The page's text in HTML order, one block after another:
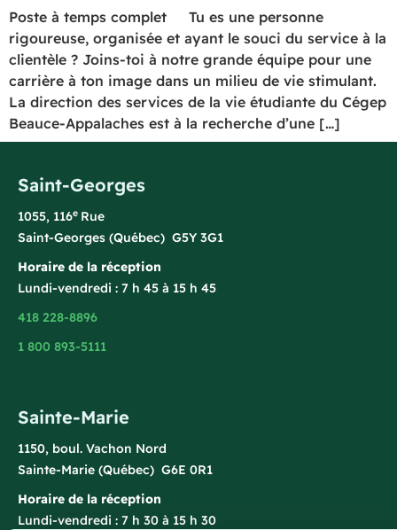
Poste à temps complet Tu es une personne
rigoureuse, organisée et ayant le souci du service à la
clientèle ? Joins-toi à notre grande équipe pour une
carrière à ton image dans un milieu de vie stimulant.
La direction des services de la vie étudiante du Cégep
Beauce-Appalaches est à la recherche d’une […]
Saint-Georges
1055, 116e Rue
Saint-Georges (Québec) G5Y 3G1
Horaire de la réception
Lundi-vendredi : 7 h 45 à 15 h 45
418 228-8896
1 800 893-5111
Sainte-Marie
1150, boul. Vachon Nord
Sainte-Marie (Québec) G6E 0R1
Horaire de la réception
Lundi-vendredi : 7 h 30 à 15 h 30